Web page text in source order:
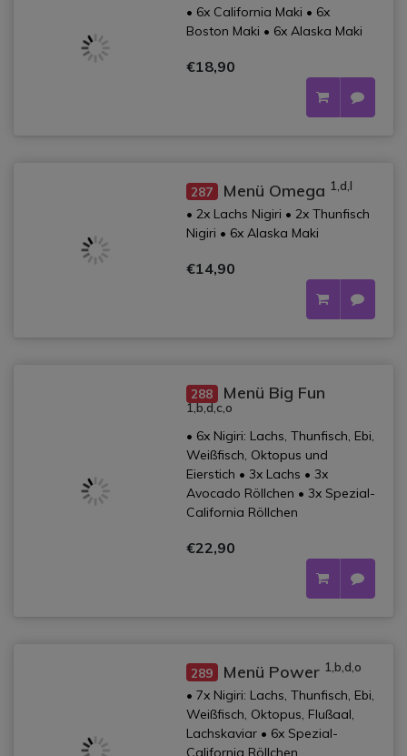
• 6x California Maki • 6x
Boston Maki • 6x Alaska Maki
€18,90
287 Menü Omega 1,d,l
• 2x Lachs Nigiri • 2x Thunfisch
Nigiri • 6x Alaska Maki
€14,90
288 Menü Big Fun
1,b,d,c,o
• 6x Nigiri: Lachs, Thunfisch, Ebi,
Weißfisch, Oktopus und
Eierstich • 3x Lachs • 3x
Avocado Röllchen • 3x Spezial-
California Röllchen
€22,90
289 Menü Power 1,b,d,o
• 7x Nigiri: Lachs, Thunfisch, Ebi,
Weißfisch, Oktopus, Flußaal,
Lachskaviar • 6x Spezial-
California Röllchen